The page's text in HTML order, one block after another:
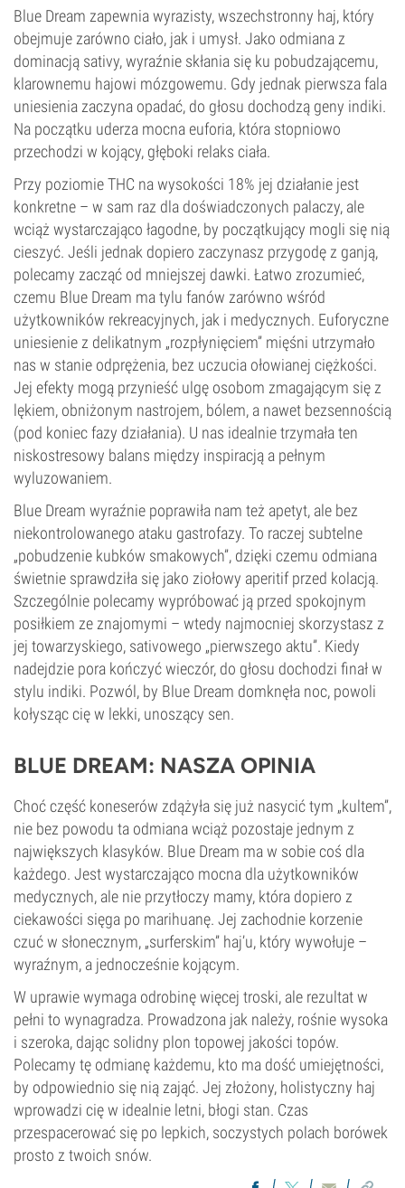
Blue Dream zapewnia wyrazisty, wszechstronny haj, który
obejmuje zarówno ciało, jak i umysł. Jako odmiana z
dominacją sativy, wyraźnie skłania się ku pobudzającemu,
klarownemu hajowi mózgowemu. Gdy jednak pierwsza fala
uniesienia zaczyna opadać, do głosu dochodzą geny indiki.
Na początku uderza mocna euforia, która stopniowo
przechodzi w kojący, głęboki relaks ciała.
Przy poziomie THC na wysokości 18% jej działanie jest
konkretne – w sam raz dla doświadczonych palaczy, ale
wciąż wystarczająco łagodne, by początkujący mogli się nią
cieszyć. Jeśli jednak dopiero zaczynasz przygodę z ganją,
polecamy zacząć od mniejszej dawki. Łatwo zrozumieć,
czemu Blue Dream ma tylu fanów zarówno wśród
użytkowników rekreacyjnych, jak i medycznych. Euforyczne
uniesienie z delikatnym „rozpłynięciem” mięśni utrzymało
nas w stanie odprężenia, bez uczucia ołowianej ciężkości.
Jej efekty mogą przynieść ulgę osobom zmagającym się z
lękiem, obniżonym nastrojem, bólem, a nawet bezsennością
(pod koniec fazy działania). U nas idealnie trzymała ten
niskostresowy balans między inspiracją a pełnym
wyluzowaniem.
Blue Dream wyraźnie poprawiła nam też apetyt, ale bez
niekontrolowanego ataku gastrofazy. To raczej subtelne
„pobudzenie kubków smakowych”, dzięki czemu odmiana
świetnie sprawdziła się jako ziołowy aperitif przed kolacją.
Szczególnie polecamy wypróbować ją przed spokojnym
posiłkiem ze znajomymi – wtedy najmocniej skorzystasz z
jej towarzyskiego, sativowego „pierwszego aktu”. Kiedy
nadejdzie pora kończyć wieczór, do głosu dochodzi finał w
stylu indiki. Pozwól, by Blue Dream domknęła noc, powoli
kołysząc cię w lekki, unoszący sen.
BLUE DREAM: NASZA OPINIA
Choć część koneserów zdążyła się już nasycić tym „kultem”,
nie bez powodu ta odmiana wciąż pozostaje jednym z
największych klasyków. Blue Dream ma w sobie coś dla
każdego. Jest wystarczająco mocna dla użytkowników
medycznych, ale nie przytłoczy mamy, która dopiero z
ciekawości sięga po marihuanę. Jej zachodnie korzenie
czuć w słonecznym, „surferskim” haj’u, który wywołuje –
wyraźnym, a jednocześnie kojącym.
W uprawie wymaga odrobinę więcej troski, ale rezultat w
pełni to wynagradza. Prowadzona jak należy, rośnie wysoka
i szeroka, dając solidny plon topowej jakości topów.
Polecamy tę odmianę każdemu, kto ma dość umiejętności,
by odpowiednio się nią zająć. Jej złożony, holistyczny haj
wprowadzi cię w idealnie letni, błogi stan. Czas
przespacerować się po lepkich, soczystych polach borówek
prosto z twoich snów.